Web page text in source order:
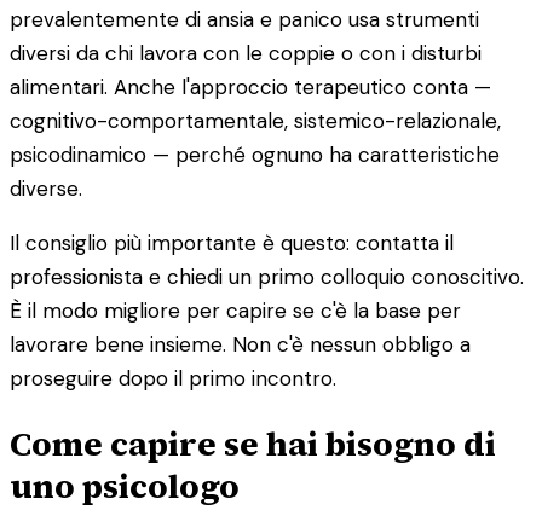
prevalentemente di ansia e panico usa strumenti
diversi da chi lavora con le coppie o con i disturbi
alimentari. Anche l'approccio terapeutico conta —
cognitivo-comportamentale, sistemico-relazionale,
psicodinamico — perché ognuno ha caratteristiche
diverse.
Il consiglio più importante è questo: contatta il
professionista e chiedi un primo colloquio conoscitivo.
È il modo migliore per capire se c'è la base per
lavorare bene insieme. Non c'è nessun obbligo a
proseguire dopo il primo incontro.
Come capire se hai bisogno di
uno psicologo